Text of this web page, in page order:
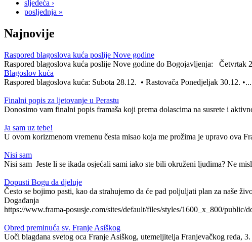
sljedeća ›
posljednja »
Najnovije
Raspored blagoslova kuća poslije Nove godine
Raspored blagoslova kuća poslije Nove godine do Bogojavljenja: Četvrtak
Blagoslov kuća
Raspored blagoslova kuća: Subota 28.12. • Rastovača Ponedjeljak 30.12. •...
Finalni popis za ljetovanje u Perastu
Donosimo vam finalni popis framaša koji prema dolascima na susrete i
Ja sam uz tebe!
U ovom korizmenom vremenu česta misao koja me prožima je upravo ova
Nisi sam
Nisi sam Jeste li se ikada osjećali sami iako ste bili okruženi ljudima? Ne
Dopusti Bogu da djeluje
Često se bojimo pasti, kao da strahujemo da će pad poljuljati plan za naše
Događanja
https://www.frama-posusje.com/sites/default/files/styles/1600_x_800/public/
Obred preminuća sv. Franje Asiškog
Uoči blagdana svetog oca Franje Asiškog, utemeljitelja Franjevačkog reda,